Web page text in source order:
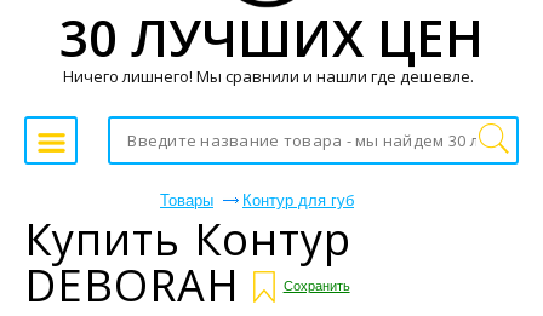
Товары Контур для губ
Купить Контур
DEBORAH Сохранить
30 ЛУЧШИХ ЦЕН
Ничего лишнего! Мы сравнили и нашли где дешевле.